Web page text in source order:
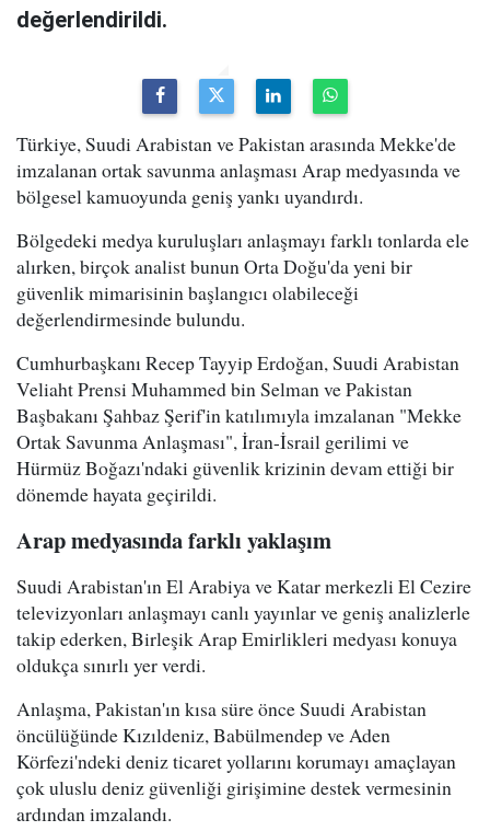
değerlendirildi.
Türkiye, Suudi Arabistan ve Pakistan arasında Mekke'de
imzalanan ortak savunma anlaşması Arap medyasında ve
bölgesel kamuoyunda geniş yankı uyandırdı.
Bölgedeki medya kuruluşları anlaşmayı farklı tonlarda ele
alırken, birçok analist bunun Orta Doğu'da yeni bir
güvenlik mimarisinin başlangıcı olabileceği
değerlendirmesinde bulundu.
Cumhurbaşkanı Recep Tayyip Erdoğan, Suudi Arabistan
Veliaht Prensi Muhammed bin Selman ve Pakistan
Başbakanı Şahbaz Şerif'in katılımıyla imzalanan "Mekke
Ortak Savunma Anlaşması", İran-İsrail gerilimi ve
Hürmüz Boğazı'ndaki güvenlik krizinin devam ettiği bir
dönemde hayata geçirildi.
Arap medyasında farklı yaklaşım
Suudi Arabistan'ın El Arabiya ve Katar merkezli El Cezire
televizyonları anlaşmayı canlı yayınlar ve geniş analizlerle
takip ederken, Birleşik Arap Emirlikleri medyası konuya
oldukça sınırlı yer verdi.
Anlaşma, Pakistan'ın kısa süre önce Suudi Arabistan
öncülüğünde Kızıldeniz, Babülmendep ve Aden
Körfezi'ndeki deniz ticaret yollarını korumayı amaçlayan
çok uluslu deniz güvenliği girişimine destek vermesinin
ardından imzalandı.